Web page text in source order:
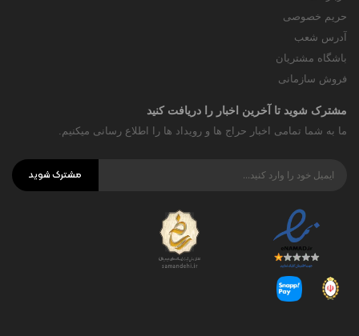
حریم خصوصی
آدرس شعب
باشگاه مشتریان
فروش سازمانی
مشترک شوید تا آخرین اخبار را دریافت کنید
ما به شما تمامی اخبار حراج ها و رویداد ها را اطلاع رسانی میکنیم.
مشترک شوید